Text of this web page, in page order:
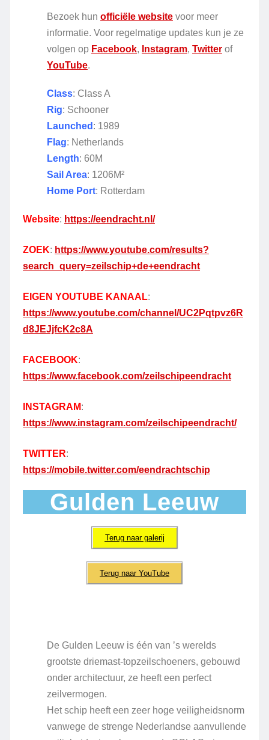
Bezoek hun officiële website voor meer
informatie. Voor regelmatige updates kun je ze
volgen op Facebook, Instagram, Twitter of
YouTube.
Class: Class A
Rig: Schooner
Launched : 1989
Flag: Netherlands
Length: 60M
Sail Area: 1206M²
Home Port: Rotterdam
Website: https://eendracht.nl/
ZOEK: https://www.youtube.com/results?
search_query=zeilschip+de+eendracht
EIGEN YOUTUBE KANAAL:
https://www.youtube.com/channel/UC2Pqtpvz6R
d8JEJjfcK2c8A
FACEBOOK:
https://www.facebook.com/zeilschipeendracht
INSTAGRAM:
https://www.instagram.com/zeilschipeendracht/
TWITTER:
https://mobile.twitter.com/eendrachtschip
Gulden Leeuw
Terug naar galerij
Terug naar YouTube
De Gulden Leeuw is één van ’s werelds
grootste driemast-topzeilschoeners, gebouwd
onder architectuur, ze heeft een perfect
zeilvermogen.
Het schip heeft een zeer hoge veiligheidsnorm
vanwege de strenge Nederlandse aanvullende